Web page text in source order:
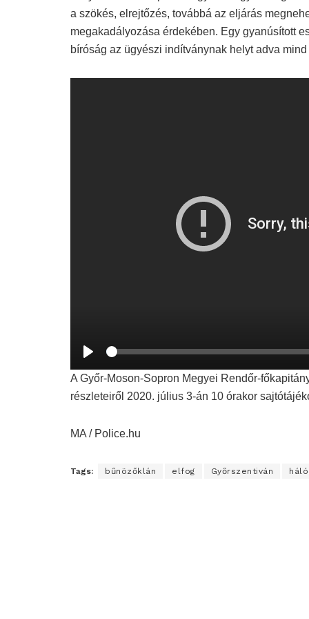
a szökés, elrejtőzés, továbbá az eljárás
megakadályozása érdekében. Egy gyanúsított
bíróság az ügyészi indítványnak helyt adva
l
a
y
S
e
k
A Győr-Moson-Sopron Megyei Rendőr-
részleteiről 2020. július 3-án 10 órakor
MA / Police.hu
Tags: bűnözőklán elfog Győrszentiván